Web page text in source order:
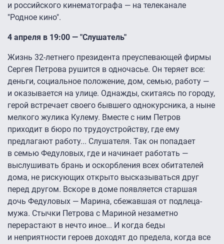
и российского кинематографа — на телеканале
"Родное кино".
4 апреля в 19:00 — "Слушатель"
Жизнь 32-летнего президента преуспевающей фирмы
Сергея Петрова рушится в одночасье. Он теряет все:
деньги, социальное положение, дом, семью, работу —
и оказывается на улице. Однажды, скитаясь по городу,
герой встречает своего бывшего однокурсника, а ныне
мелкого жулика Кулему. Вместе с ним Петров
приходит в бюро по трудоустройству, где ему
предлагают работу... Слушателя. Так он попадает
в семью Федуловых, где и начинает работать —
выслушивать брань и оскорбления всех обитателей
дома, не рискующих открыто высказываться друг
перед другом. Вскоре в доме появляется старшая
дочь Федуловых — Марина, сбежавшая от подлеца-
мужа. Стычки Петрова с Мариной незаметно
перерастают в нечто иное... И когда беды
и неприятности героев доходят до предела, когда все